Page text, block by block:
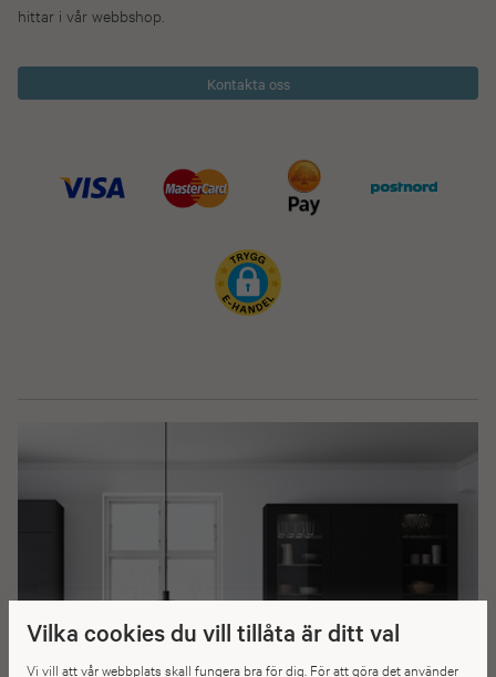
Vilka cookies du vill tillåta är ditt val
Vi vill att vår webbplats skall fungera bra för dig. För att göra det använder
hittar i vår webbshop.
Kontakta oss